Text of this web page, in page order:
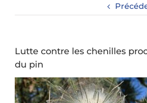
Lutte contre les chenilles
du pin